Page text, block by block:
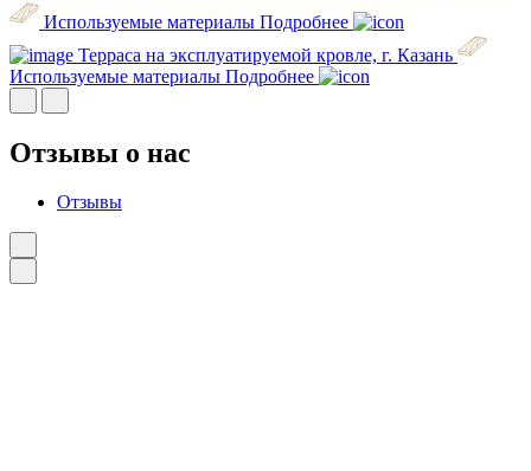
Используемые материалы Подробнее
Терраса на эксплуатируемой кровле, г. Казань
Используемые материалы Подробнее
Отзывы о нас
Отзывы